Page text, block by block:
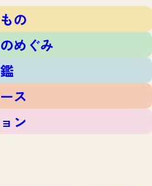
ぐみ
のマップ
ーム
の
めぐみ
ス
ン